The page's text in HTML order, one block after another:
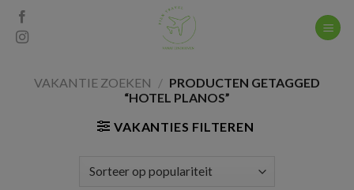
Skip
content
VAKANTIE ZOEKEN / PRODUCTEN GETAGGED
“HOTEL PLANOS”
VAKANTIES FILTEREN